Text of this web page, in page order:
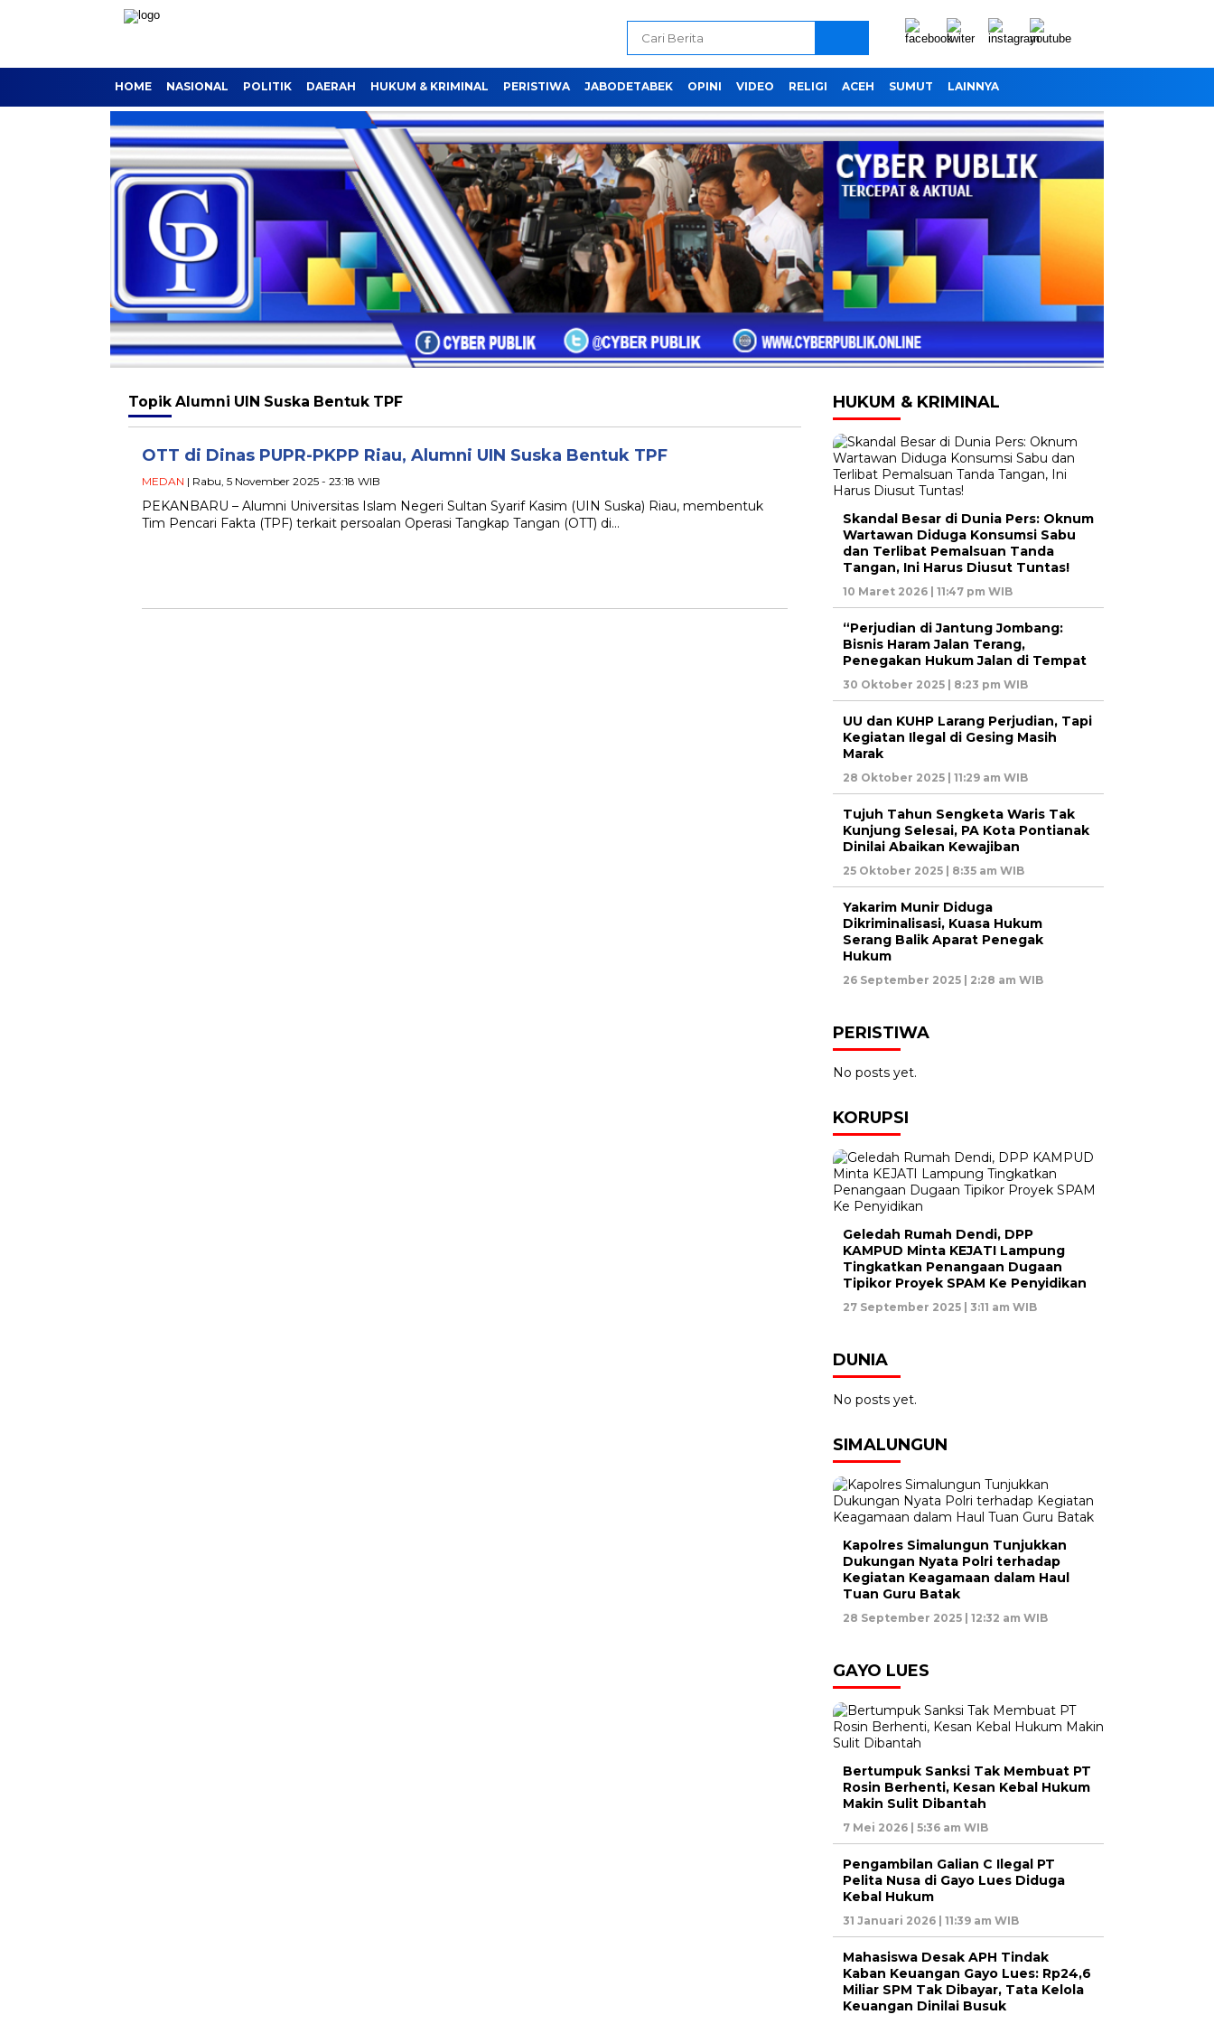
HOME NASIONAL POLITIK DAERAH HUKUM & KRIMINAL PERISTIWA JABODETABEK OPINI VIDEO RELIGI ACEH SUMUT LAINNYA
Topik Alumni UIN Suska Bentuk TPF
OTT di Dinas PUPR-PKPP Riau, Alumni UIN Suska Bentuk TPF
MEDAN | Rabu, 5 November 2025 - 23:18 WIB
PEKANBARU – Alumni Universitas Islam Negeri Sultan Syarif Kasim (UIN Suska) Riau, membentuk
Tim Pencari Fakta (TPF) terkait persoalan Operasi Tangkap Tangan (OTT) di…
HUKUM & KRIMINAL
Skandal Besar di Dunia Pers: Oknum
Wartawan Diduga Konsumsi Sabu
dan Terlibat Pemalsuan Tanda
Tangan, Ini Harus Diusut Tuntas!
10 Maret 2026 | 11:47 pm WIB
“Perjudian di Jantung Jombang:
Bisnis Haram Jalan Terang,
Penegakan Hukum Jalan di Tempat
30 Oktober 2025 | 8:23 pm WIB
UU dan KUHP Larang Perjudian, Tapi
Kegiatan Ilegal di Gesing Masih
Marak
28 Oktober 2025 | 11:29 am WIB
Tujuh Tahun Sengketa Waris Tak
Kunjung Selesai, PA Kota Pontianak
Dinilai Abaikan Kewajiban
25 Oktober 2025 | 8:35 am WIB
Yakarim Munir Diduga
Dikriminalisasi, Kuasa Hukum
Serang Balik Aparat Penegak
Hukum
26 September 2025 | 2:28 am WIB
PERISTIWA
No posts yet.
KORUPSI
Geledah Rumah Dendi, DPP
KAMPUD Minta KEJATI Lampung
Tingkatkan Penangaan Dugaan
Tipikor Proyek SPAM Ke Penyidikan
27 September 2025 | 3:11 am WIB
DUNIA
No posts yet.
SIMALUNGUN
Kapolres Simalungun Tunjukkan
Dukungan Nyata Polri terhadap
Kegiatan Keagamaan dalam Haul
Tuan Guru Batak
28 September 2025 | 12:32 am WIB
GAYO LUES
Bertumpuk Sanksi Tak Membuat PT
Rosin Berhenti, Kesan Kebal Hukum
Makin Sulit Dibantah
7 Mei 2026 | 5:36 am WIB
Pengambilan Galian C Ilegal PT
Pelita Nusa di Gayo Lues Diduga
Kebal Hukum
31 Januari 2026 | 11:39 am WIB
Mahasiswa Desak APH Tindak
Kaban Keuangan Gayo Lues: Rp24,6
Miliar SPM Tak Dibayar, Tata Kelola
Keuangan Dinilai Busuk